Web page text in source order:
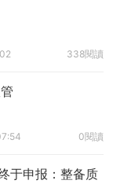
338閱讀
0閱讀
于申报：整备质